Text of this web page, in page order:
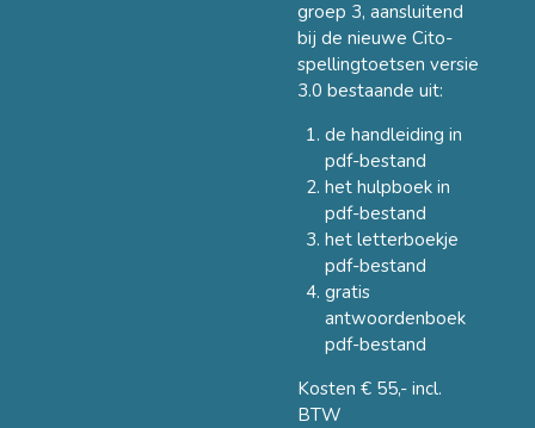
groep 3, aansluitend
bij de nieuwe Cito-
spellingtoetsen versie
3.0 bestaande uit:
de handleiding in
pdf-bestand
het hulpboek in
pdf-bestand
het letterboekje
pdf-bestand
gratis
antwoordenboek
pdf-bestand
Kosten € 55,- incl.
BTW